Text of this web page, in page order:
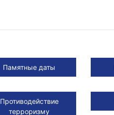
Памятные даты
Противодействие
терроризму